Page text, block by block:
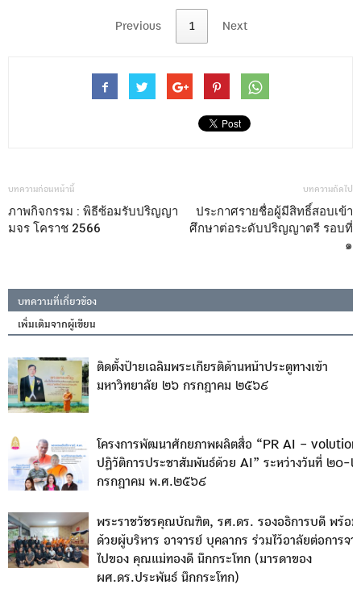
Previous 1 Next
บทความก่อนหน้านี้
ภาพกิจกรรม : พิธีซ้อมรับปริญญา
มจร โคราช 2566
บทความถัดไป
ประกาศรายชื่อผู้มีสิทธิ์สอบเข้า
ศึกษาต่อระดับปริญญาตรี รอบที่
๑
บทความที่เกี่ยวข้อง
เพิ่มเติมจากผู้เขียน
ติดตั้งป้ายเฉลิมพระเกียรติด้านหน้าประตูทางเข้า
มหาวิทยาลัย ๒๖ กรกฎาคม ๒๕๖๙
โครงการพัฒนาศักยภาพผลิตสื่อ “PR AI – volution
ปฏิวัติการประชาสัมพันธ์ด้วย AI” ระหว่างวันที่ ๒๐-
กรกฎาคม พ.ศ.๒๕๖๙
พระราชวัชรคุณบัณฑิต, รศ.ดร. รองอธิการบดี พร้อม
ด้วยผู้บริหาร อาจารย์ บุคลากร ร่วมไว้อาลัยต่อการจา
ไปของ คุณแม่ทองดี นึกกระโทก (มารดาของ
ผศ.ดร.ประพันธ์ นึกกระโทก)